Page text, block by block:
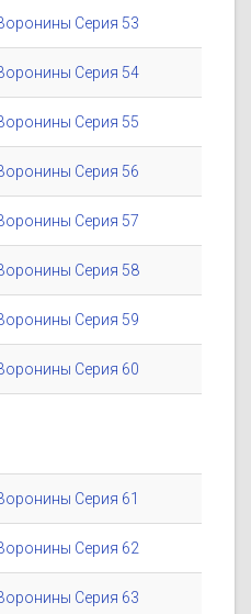
Серия 53
Серия 54
Серия 55
Серия 56
Серия 57
Серия 58
Серия 59
Серия 60
Серия 61
Серия 62
Серия 63